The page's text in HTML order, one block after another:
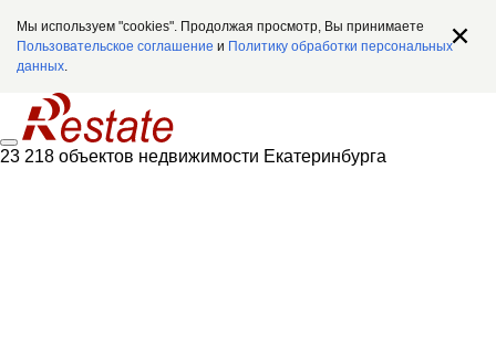
Мы используем "cookies". Продолжая просмотр, Вы принимаете
Пользовательское соглашение и Политику обработки персональных
данных.
23 218 объектов недвижимости Екатеринбурга